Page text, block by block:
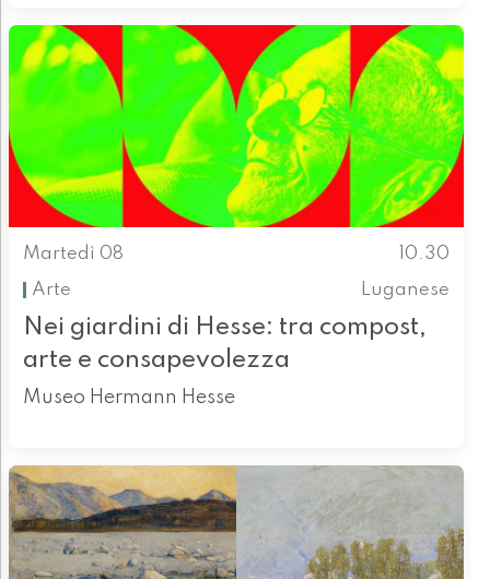
Martedì 08
10.30
Arte
Luganese
Nei giardini di Hesse: tra compost,
arte e consapevolezza
Museo Hermann Hesse